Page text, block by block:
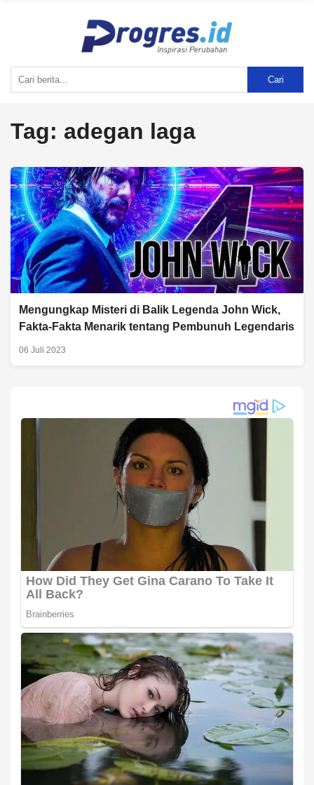
Cari
Tag: adegan laga
Mengungkap Misteri di Balik Legenda John Wick,
Fakta-Fakta Menarik tentang Pembunuh Legendaris
06 Juli 2023